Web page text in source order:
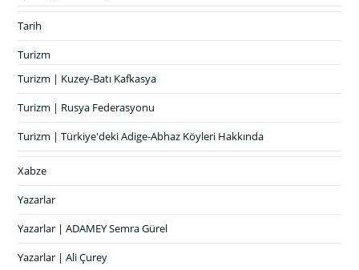
Tarih
Turizm
Turizm | Kuzey-Batı Kafkasya
Turizm | Rusya Federasyonu
Turizm | Türkiye'deki Adige-Abhaz Köyleri Hakkında
Xabze
Yazarlar
Yazarlar | ADAMEY Semra Gürel
Yazarlar | Ali Çurey